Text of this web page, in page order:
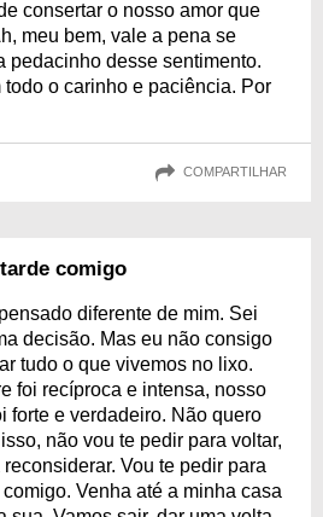
consertar o nosso amor que
meu bem, vale a pena se
pedacinho desse sentimento.
o carinho e paciência. Por
COMPARTILHAR
comigo
diferente de mim. Sei
decisão. Mas eu não consigo
tudo o que vivemos no lixo.
foi recíproca e intensa, nosso
forte e verdadeiro. Não quero
não vou te pedir para voltar,
Vou te pedir para
Venha até a minha casa